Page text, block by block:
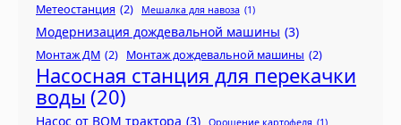
Метеостанция (2) Мешалка для навоза (1)
Модернизация дождевальной машины (3)
Монтаж ДМ (2) Монтаж дождевальной машины (2)
Насосная станция для перекачки
воды (20)
Насос от ВОМ трактора (3)